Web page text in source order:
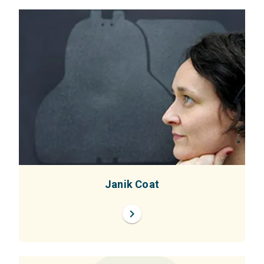
Janik Coat
chevron_right